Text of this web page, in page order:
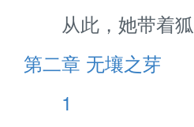
从此，她带着狐
第二章 无壤之芽
1